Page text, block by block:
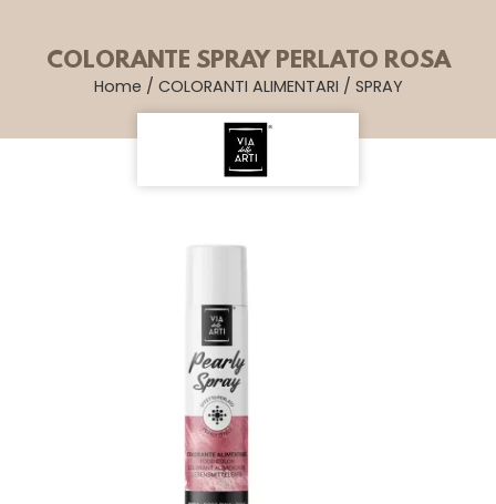
COLORANTE SPRAY PERLATO ROSA
Home / COLORANTI ALIMENTARI / SPRAY